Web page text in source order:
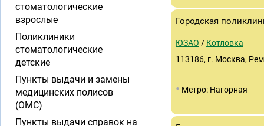
Городская
ЮЗАО / Котловка
113186, г. Москва,
• Метро: Нагорная
стоматологические
взрослые
Поликлиники
стоматологические
детские
Пункты выдачи и замены
медицинских полисов
(ОМС)
Пункты выдачи справок на